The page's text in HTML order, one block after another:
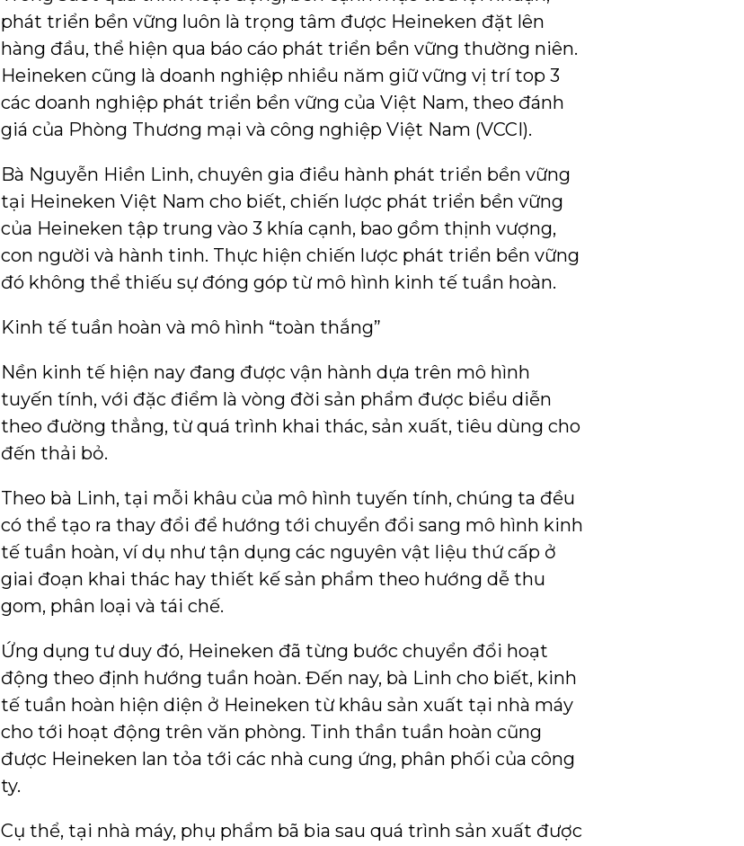
phát triển bền vững luôn là trọng tâm được Heineken đặt lên
hàng đầu, thể hiện qua báo cáo phát triển bền vững thường niên.
Heineken cũng là doanh nghiệp nhiều năm giữ vững vị trí top 3
các doanh nghiệp phát triển bền vững của Việt Nam, theo đánh
giá của Phòng Thương mại và công nghiệp Việt Nam (VCCI).
Bà Nguyễn Hiền Linh, chuyên gia điều hành phát triển bền vững
tại Heineken Việt Nam cho biết, chiến lược phát triển bền vững
của Heineken tập trung vào 3 khía cạnh, bao gồm thịnh vượng,
con người và hành tinh. Thực hiện chiến lược phát triển bền vững
đó không thể thiếu sự đóng góp từ mô hình kinh tế tuần hoàn.
Kinh tế tuần hoàn và mô hình “toàn thắng”
Nền kinh tế hiện nay đang được vận hành dựa trên mô hình
tuyến tính, với đặc điểm là vòng đời sản phẩm được biểu diễn
theo đường thẳng, từ quá trình khai thác, sản xuất, tiêu dùng cho
đến thải bỏ.
Theo bà Linh, tại mỗi khâu của mô hình tuyến tính, chúng ta đều
có thể tạo ra thay đổi để hướng tới chuyển đổi sang mô hình kinh
tế tuần hoàn, ví dụ như tận dụng các nguyên vật liệu thứ cấp ở
giai đoạn khai thác hay thiết kế sản phẩm theo hướng dễ thu
gom, phân loại và tái chế.
Ứng dụng tư duy đó, Heineken đã từng bước chuyển đổi hoạt
động theo định hướng tuần hoàn. Đến nay, bà Linh cho biết, kinh
tế tuần hoàn hiện diện ở Heineken từ khâu sản xuất tại nhà máy
cho tới hoạt động trên văn phòng. Tinh thần tuần hoàn cũng
được Heineken lan tỏa tới các nhà cung ứng, phân phối của công
ty.
Cụ thể, tại nhà máy, phụ phẩm bã bia sau quá trình sản xuất được